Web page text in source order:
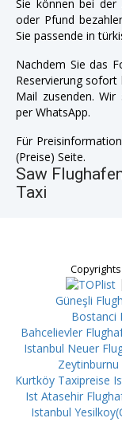
Sie können bei
oder Pfund
Sie passende in
Nachdem Sie das
Reservierung sofort
Mail zusenden.
per WhatsApp.
Für
(Preise) Seite.
Saw
Taxi
|
Güneşli
Bostanci
Bahcelievler
Istanbul Neuer
Zeytinburnu
Kurtköy Taxipreise
Ist Atasehir
Istanbul